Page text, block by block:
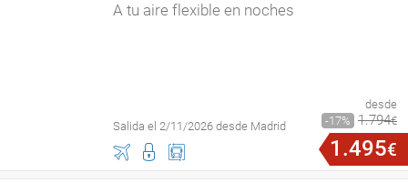
A tu aire flexible en noches
Salida el 2/11/2026 desde Madrid
desde
17
1.794€
1 .495€